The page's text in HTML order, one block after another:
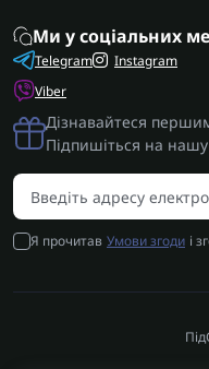
Ми у соціальних
Telegram
Viber
Instagram
Дізнавайтеся
Підпишіться на
Я прочитав Умови згоди і